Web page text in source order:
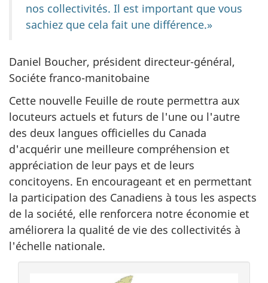
nos collectivités. Il est important que vous
sachiez que cela fait une différence.»
Daniel Boucher, président directeur-général,
Sociéte franco-manitobaine
Cette nouvelle Feuille de route permettra aux
locuteurs actuels et futurs de l'une ou l'autre
des deux langues officielles du Canada
d'acquérir une meilleure compréhension et
appréciation de leur pays et de leurs
concitoyens. En encourageant et en permettant
la participation des Canadiens à tous les aspects
de la société, elle renforcera notre économie et
améliorera la qualité de vie des collectivités à
l'échelle nationale.